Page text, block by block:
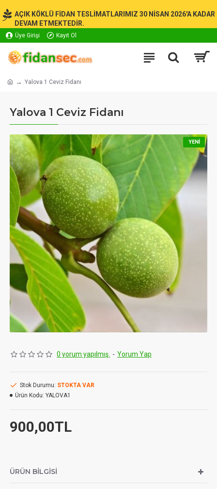
AÇIK KÖKLÜ FİDAN TESLİMATLARIMIZ 30 NİSAN 2026'A KADAR
DEVAM ETMEKTEDİR.
Üye Girişi Kayıt Ol
Yalova 1 Ceviz Fidanı
Yalova 1 Ceviz Fidanı
YENI
0 yorum yapılmış. - Yorum Yap
900,00TL
Stok Durumu: STOKTA VAR
Ürün Kodu: YALOVA1
ÜRÜN BILGISI